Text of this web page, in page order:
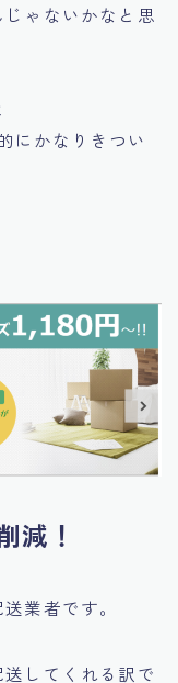
ゃないかなと思
にかなりきつい
減！
業者です。
してくれる訳で